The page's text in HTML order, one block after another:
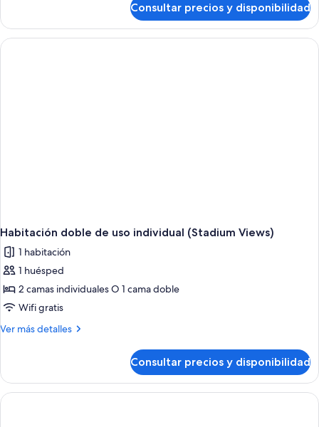
child)
triple
(2
adults
Consultar precios y disponibilidad
Habitación doble de uso individual (Stadium Views)
1 habitación
1 huésped
2 camas individuales O 1 cama doble
Wifi gratis
Ver más detalles
Más
doble
de
uso
Consultar precios y disponibilidad